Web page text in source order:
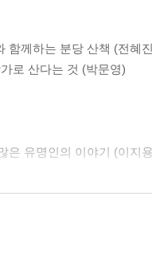
함께하는 분당 산책 (전혜
로 산다는 것 (박문영)
은 유명인의 이야기 (이지
, 민규동 (인터뷰어: 이다혜)